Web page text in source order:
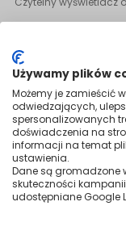
Używamy plików
Możemy je zamieścić
odwiedzających,
spersonalizowanych
doświadczenia na
informacji na temat
ustawienia.
Dane są gromadzone
skuteczności
udostępniane Google